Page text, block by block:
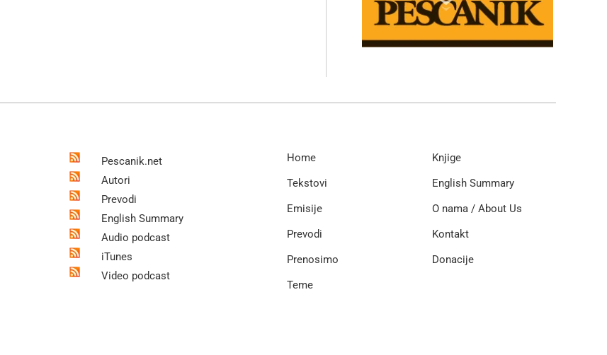
Pescanik.net
Autori
Prevodi
English Summary
Audio podcast
iTunes
Video podcast
Home
Tekstovi
Emisije
Prevodi
Prenosimo
Teme
Knjige
English Summary
O nama / About Us
Kontakt
Donacije